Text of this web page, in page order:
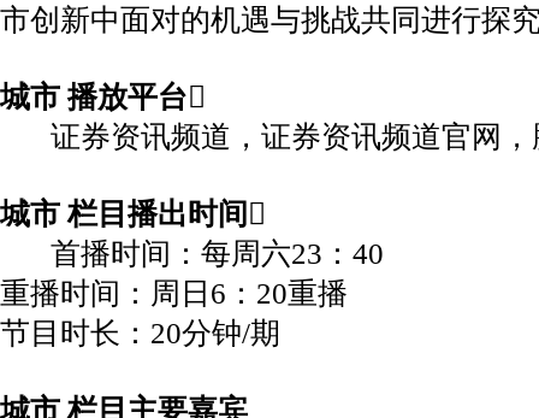
市创新中面对的机遇与挑战共同进行探
城市 播放平台
证券资讯频道， 证券资讯频道官网，
城市 栏目播出时间
首播时间：每周六23：40
重播时间：周日6：20重播
节目时长：20分钟/期
城市 栏目主要嘉宾